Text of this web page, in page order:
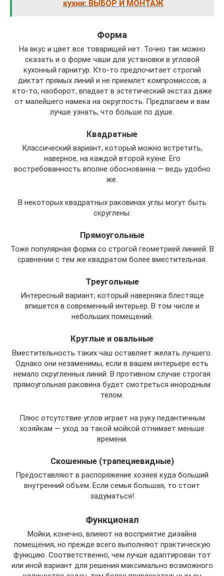
кухни: ВЫБОР И МОНТАЖ
Форма
На вкус и цвет все товарищей нет. Точно так можно
сказать и о форме чаши для установки в угловой
кухонный гарнитур. Кто-то предпочитает строгий
диктат прямых линий и не приемлет компромиссов, а
кто-то, наоборот, впадает в эстетический экстаз даже
от малейшего намека на округлость. Предлагаем и вам
лучше узнать, что больше по душе.
Квадратные
Классический вариант, который можно встретить,
наверное, на каждой второй кухне. Его
востребованность вполне обоснованна — ведь удобно
же.
В некоторых квадратных раковинах углы могут быть
скруглены.
Прямоугольные
Тоже популярная форма со строгой геометрией линией. В
сравнении с тем же квадратом более вместительная.
Треугольные
Интересный вариант, который наверняка блестяще
впишется в современный интерьер. В том числе и
небольших помещений.
Круглые и овальные
Вместительность таких чаш оставляет желать лучшего.
Однако они незаменимы, если в вашем интерьере есть
немало скругленных линий. В противном случае строгая
прямоугольная раковина будет смотреться инородным
телом.
Плюс отсутствие углов играет на руку педантичным
хозяйкам — уход за такой мойкой отнимает меньше
времени.
Скошенные (трапециевидные)
Предоставляют в распоряжение хозяев куда больший
внутренний объем. Если семья большая, то стоит
задуматься!
Функционал
Мойки, конечно, влияют на восприятие дизайна
помещения, но прежде всего выполняют практическую
функцию. Соответственно, чем лучше адаптирован тот
или иной вариант для решения максимально возможного